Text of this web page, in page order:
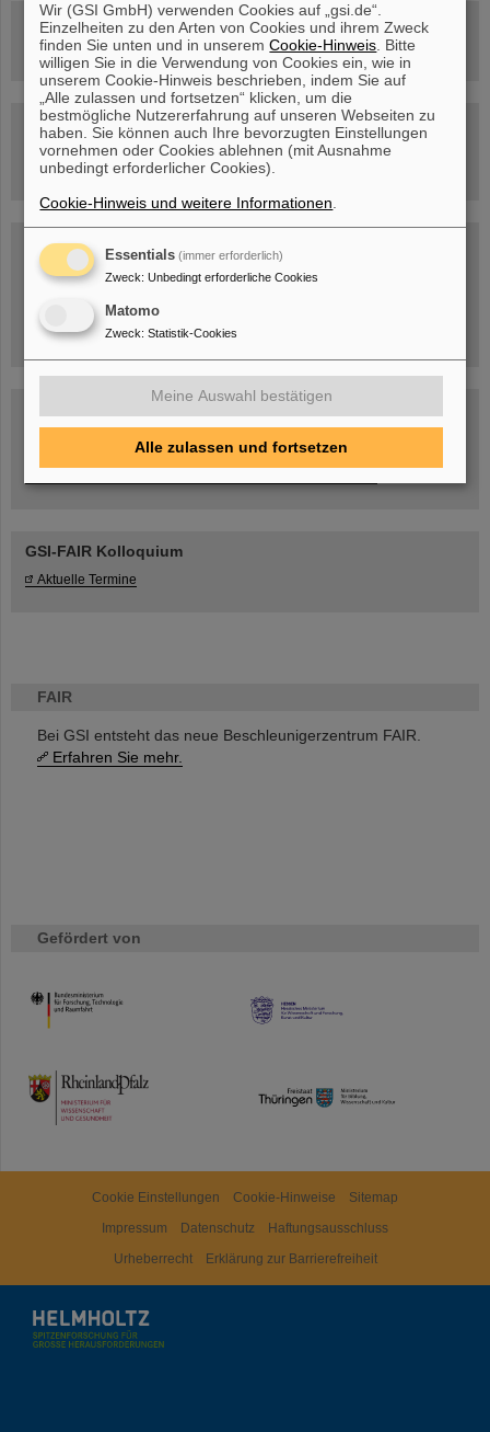
FAIR
Bei GSI entsteht das neue Beschleunigerzentrum FAIR.
Erfahren Sie mehr.
Gefördert von
HMWK
TMWWDG
Rundflug über die FAIR-Baustelle
Besichtigung von GSI/FAIR –
jetzt Termin buchen!
Blog Beam On
Menschen ...hinter GSI und FAIR.
GSI-FAIR Kolloquium
Aktuelle Termine
Cookie Einstellungen Cookie-Hinweise
Sitemap
Impressum
Datenschutz
Haftungsausschluss
Urheberrecht
Erklärung zur Barrierefreiheit
Wir (GSI GmbH) verwenden Cookies auf „gsi.de“.
Einzelheiten zu den Arten von Cookies und ihrem Zweck
finden Sie unten und in unseremCookie-Hinweis . Bitte
willigen Sie in die Verwendung von Cookies ein, wie in
unserem Cookie-Hinweis beschrieben, indem Sie auf
„Alle zulassen und fortsetzen“ klicken, um die
bestmögliche Nutzererfahrung auf unseren Webseiten zu
haben. Sie können auch Ihre bevorzugten Einstellungen
vornehmen oder Cookies ablehnen (mit Ausnahme
unbedingt erforderlicher Cookies).
Cookie-Hinweis und weitere Informationen
Essentials (immer erforderlich)
Zweck: Unbedingt erforderliche Cookies
Matomo
Zweck: Statistik-Cookies
Meine Auswahl bestätigen
Alle zulassen und fortsetzen